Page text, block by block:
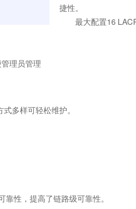
捷性。
最大配置16 LACP
理员管理
多样可轻松维护。
性，提高了链路级可靠性。